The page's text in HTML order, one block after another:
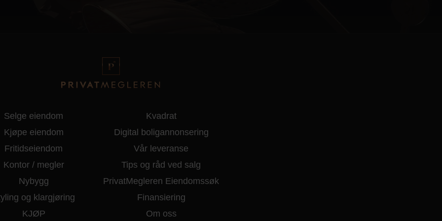
Selge eiendom
Kjøpe eiendom
Fritidseiendom
Kontor / megler
Nybygg
og klargjøring
KJØP
Kvadrat
Digital boligannonsering
Vår leveranse
Tips og råd ved salg
PrivatMegleren Eiendomssøk
Finansiering
Om oss